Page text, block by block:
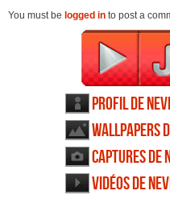
You must be logged in to post a
Profil de
Wallpapers
Captures de
Vidéos de